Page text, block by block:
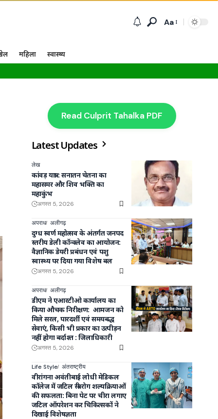
Aa
महिला स्वास्थ्य
Read Culprit Tahalka PDF
Latest Updates
लेख
कांवड़ यात्रा : सनातन चेतना का
महासमर और शिव भक्ति का
महाकुंभ
अगस्त 5, 2026
अपराध अलीगढ़
दुग्ध स्वर्ण महोत्सव के अंतर्गत जनपद
स्तरीय डेली कॉन्क्लेव का आयोजन:
वैज्ञानिक डेयरी प्रबंधन एवं पशु
स्वास्थ्य पर दिया गया विशेष बल
अगस्त 5, 2026
अपराध अलीगढ़
डीएम ने एआरटीओ कार्यालय का
किया औचक निरीक्षण: आमजन को
मिले सरल, पारदर्शी एवं समयबद्ध
सेवाएं, किसी भी प्रकार का उत्पीड़न
नहीं होगा बर्दाश्त : जिलाधिकारी
अगस्त 5, 2026
Life Style अंतराष्ट्रीय
वीरांगना अवंतीबाई लोधी मेडिकल
कॉलेज में जटिल स्त्री रोग शल्यक्रियाओं
की सफलता: बिना पेट पर चीरा लगाए
जटिल ऑपरेशन कर चिकित्सकों ने
दिखाई विशेषज्ञता